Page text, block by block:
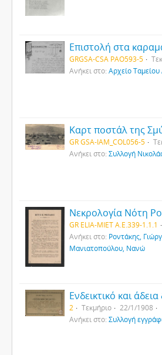
GRGSA-CSA PAO593-5
Ανήκει στο: Αρχείο
Καρτ ποστάλ της
GR GSA-IAM_COL056-5
Ανήκει στο: Συλλογή
Νεκρολογία Νότη
GR ELIA-MIET Α.Ε.339-1.1.1
Ανήκει στο: Ροντάκης,
Μανιατοπούλου, Νανώ
2 Τεκμήριο
22/1/1908
Ανήκει στο: Συλλογή